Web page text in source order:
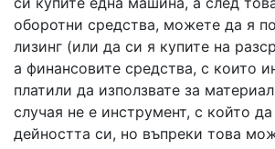
оборотни средства, можете да я
лизинг (или да си я купите на
а финансовите средства, с които
платили да използвате за
случая не е инструмент, с който
дейността си, но въпреки това